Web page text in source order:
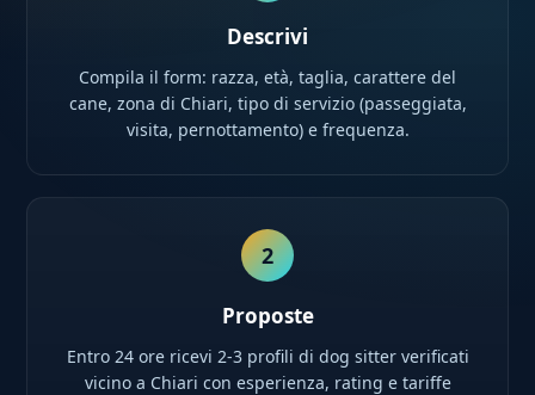
Descrivi
Compila il form: razza, età, taglia, carattere del
cane, zona di Chiari, tipo di servizio (passeggiata,
visita, pernottamento) e frequenza.
2
Proposte
Entro 24 ore ricevi 2-3 profili di dog sitter verificati
vicino a Chiari con esperienza, rating e tariffe